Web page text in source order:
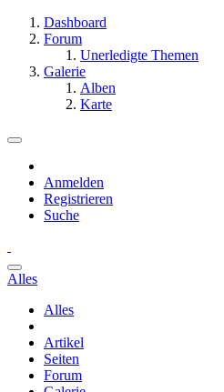
Dashboard
Forum
Unerledigte Themen
Galerie
Alben
Karte
Anmelden
Registrieren
Suche
Alles
Alles
Artikel
Seiten
Forum